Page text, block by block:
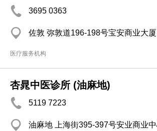
3695 0363
佐敦 弥敦道196-198号宝安商业大
医疗服务机构
杏晁中医诊所 (油麻地)
5119 7223
油麻地 上海街395-397号安业商业